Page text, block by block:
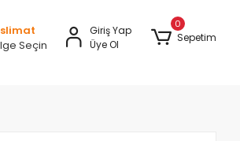
Seçin
Giriş Yap
Üye Ol
0
Sepetim